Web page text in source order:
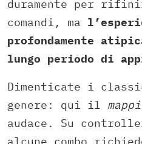
duramente per
comandi, ma
profondamente
lungo periodo di
Dimenticate i
genere: qui il
audace. Su